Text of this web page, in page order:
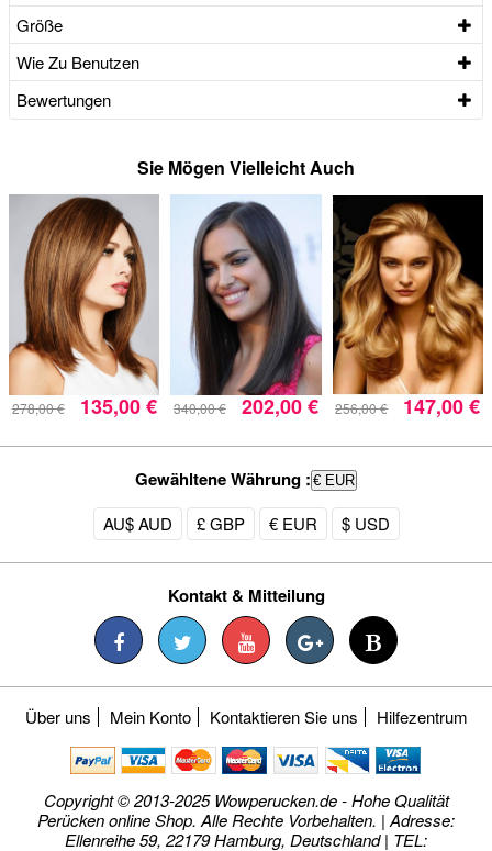
Größe
Wie Zu Benutzen
Bewertungen
Sie Mögen Vielleicht Auch
278,00 € 135,00 € 340,00 € 202,00 € 256,00 € 147,00 €
Gewähltene Währung : € EUR
AU$ AUD £ GBP € EUR $ USD
Kontakt & Mitteilung
Über uns Mein Konto Kontaktieren Sie uns Hilfezentrum
Copyright © 2013-2025 Wowperucken.de - Hohe Qualität
Perücken online Shop. Alle Rechte Vorbehalten. | Adresse:
Ellenreihe 59, 22179 Hamburg, Deutschland | TEL: